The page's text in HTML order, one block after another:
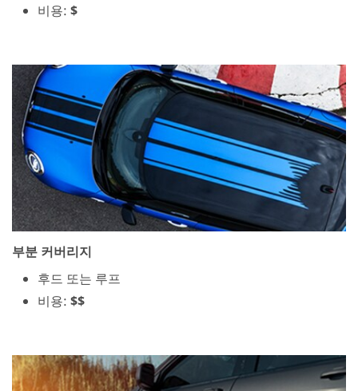
비용: $
부분 커버리지
후드 또는 루프
비용: $$